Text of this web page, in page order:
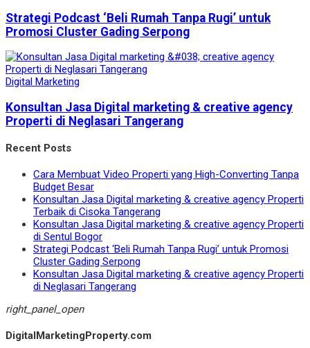
Strategi Podcast ‘Beli Rumah Tanpa Rugi’ untuk
Promosi Cluster Gading Serpong
Digital Marketing
Konsultan Jasa Digital marketing & creative agency
Properti di Neglasari Tangerang
Recent Posts
Cara Membuat Video Properti yang High-Converting Tanpa
Budget Besar
Konsultan Jasa Digital marketing & creative agency Properti
Terbaik di Cisoka Tangerang
Konsultan Jasa Digital marketing & creative agency Properti
di Sentul Bogor
Strategi Podcast ‘Beli Rumah Tanpa Rugi’ untuk Promosi
Cluster Gading Serpong
Konsultan Jasa Digital marketing & creative agency Properti
di Neglasari Tangerang
right_panel_open
DigitalMarketingProperty.com